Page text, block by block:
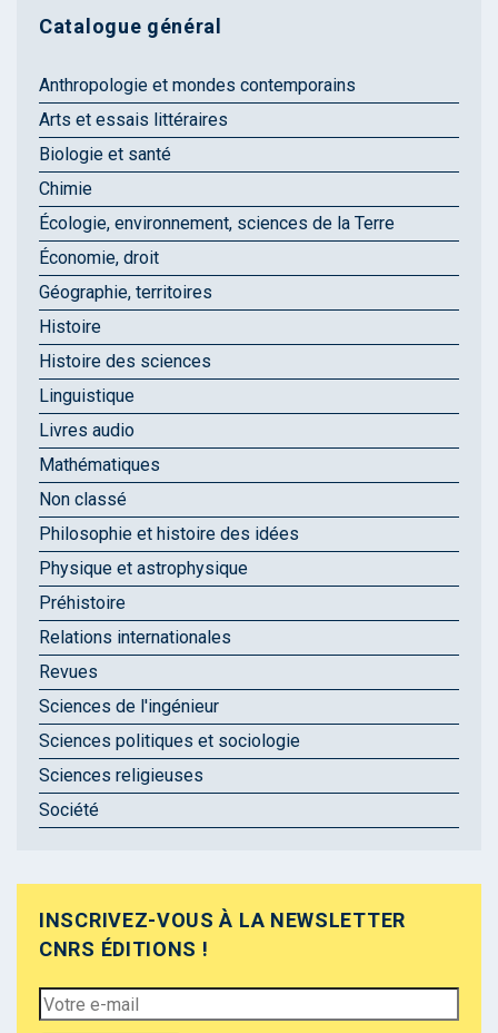
Catalogue général
Anthropologie et mondes contemporains
Arts et essais littéraires
Biologie et santé
Chimie
Écologie, environnement, sciences de la Terre
Économie, droit
Géographie, territoires
Histoire
Histoire des sciences
Linguistique
Livres audio
Mathématiques
Non classé
Philosophie et histoire des idées
Physique et astrophysique
Préhistoire
Relations internationales
Revues
Sciences de l'ingénieur
Sciences politiques et sociologie
Sciences religieuses
Société
INSCRIVEZ-VOUS À LA NEWSLETTER
CNRS ÉDITIONS !